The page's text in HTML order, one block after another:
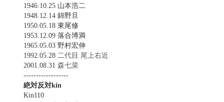
1946.10.25 山本浩二
1948.12.14 錦野旦
1950.05.18 東尾修
1953.12.09 落合博満
1965.05.03 野村宏伸
1992.05.28 二代目 尾上右近
2001.08.31 森七菜
------------------
絶対反対kin
Kin110